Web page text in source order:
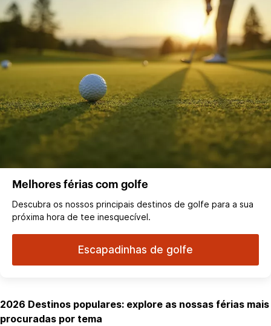
Melhores férias com golfe
Descubra os nossos principais destinos de golfe para a sua
próxima hora de tee inesquecível.
Escapadinhas de golfe
2026 Destinos populares: explore as nossas férias mais
procuradas por tema